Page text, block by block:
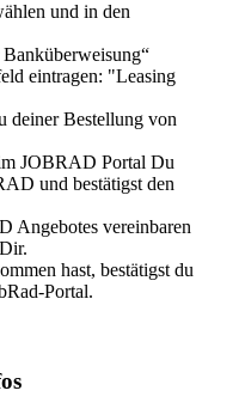
und in den
eintragen: "Leasing
deiner Bestellung von
JOBRAD Portal Du
und bestätigst den
Angebotes vereinbaren
hast, bestätigst du
Portal.